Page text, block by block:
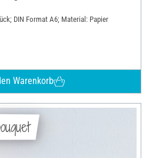
DIN Format A6; Material: Papier
Warenkorb